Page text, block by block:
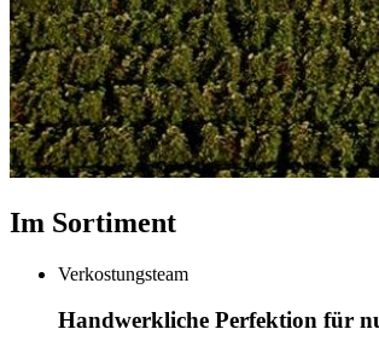
Im Sortiment
Verkostungsteam
Handwerkliche Perfektion für